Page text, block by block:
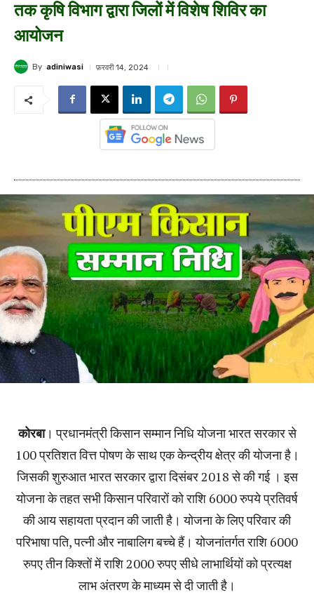
तक कृषि विभाग द्वारा जिलों में विशेष शिविर का
आयोजन
By adiniwasi फ़रवरी 14, 2024
कोरबा। प्रधानमंत्री किसान सम्मान निधि योजना भारत सरकार से
100 प्रतिशत वित्त पोषण के साथ एक केन्द्रीय क्षेत्र की योजना है।
जिसकी शुरुआत भारत सरकार द्वारा दिसंबर 2018 से की गई । इस
योजना के तहत सभी किसान परिवारों को राशि 6000 रुपये प्रतिवर्ष
की आय सहायता प्रदान की जाती है। योजना के लिए परिवार की
परिभाषा पति, पत्नी और नाबालिग बच्चे हैं। योजनांतर्गत राशि 6000
रुपए तीन किश्तों में राशि 2000 रुपए सीधे लाभार्थियों को प्रत्यक्ष
लाभ अंतरण के माध्यम से दी जाती है।